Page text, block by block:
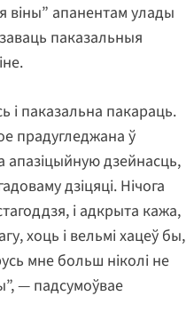
віны” апанентам улады
паказальныя
і паказальна пакараць.
прадугледжана ў
апазіцыйную дзейнасць,
дзіцяці. Нічога
і адкрыта кажа,
хоць і вельмі хацеў бы,
мне больш ніколі не
— падсумоўвае